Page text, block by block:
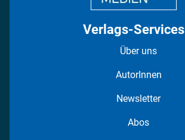
Verlags-Services
Über uns
AutorInnen
Newsletter
Abos